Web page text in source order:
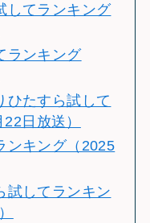
してランキング
ランキング
ひたすら試して
日放送）
ンキング（2025
試してランキン